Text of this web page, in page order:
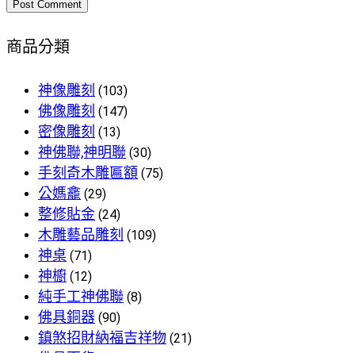
商品分類
神像雕刻 (103)
佛像雕刻 (147)
密像雕刻 (13)
神佛聯,神明聯 (30)
手刻奇木雕匾額 (75)
公媽龕 (29)
整修貼金 (24)
木雕藝品雕刻 (109)
神桌 (71)
神櫥 (12)
純手工神佛聯 (8)
佛具銅器 (90)
鎮煞招財納福吉祥物 (21)